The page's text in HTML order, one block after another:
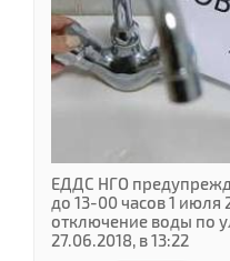
ЕДДС НГО
до 13-00 часов 1 июля
отключение воды по
27.06.2018, в 13:22